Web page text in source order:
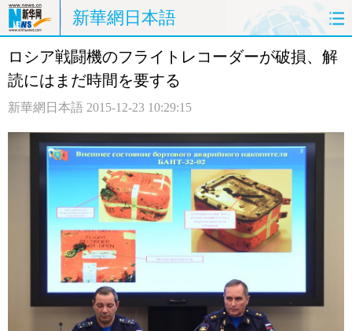
新華網日本語
ホームページ 政治 経済
観光 評論 写真
中日対訳
ロシア戦闘機のフライトレコーダーが破損、解
読にはまだ時間を要する
新華網日本語 2015-12-23 10:29:15